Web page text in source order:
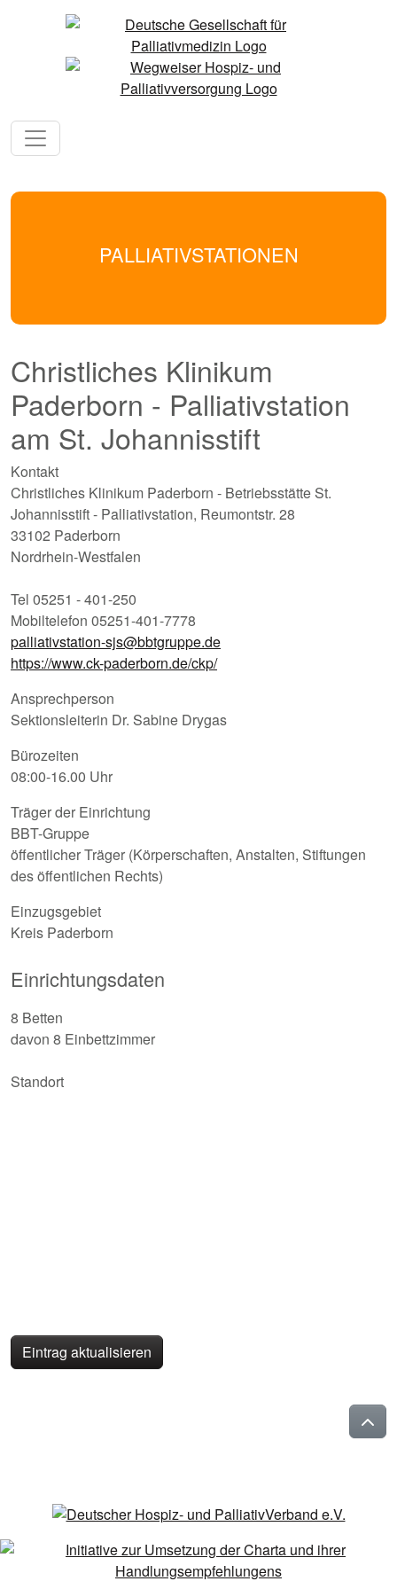
PALLIATIVSTATIONEN
Christliches Klinikum
Paderborn - Palliativstation
am St. Johannisstift
Kontakt
Christliches Klinikum Paderborn - Betriebsstätte St.
Johannisstift - Palliativstation, Reumontstr. 28
33102 Paderborn
Nordrhein-Westfalen
Tel 05251 - 401-250
Mobiltelefon 05251-401-7778
palliativstation-sjs@bbtgruppe.de
https://www.ck-paderborn.de/ckp/
Ansprechperson
Sektionsleiterin Dr. Sabine Drygas
Bürozeiten
08:00-16.00 Uhr
Träger der Einrichtung
BBT-Gruppe
öffentlicher Träger (Körperschaften, Anstalten, Stiftungen
des öffentlichen Rechts)
Einzugsgebiet
Kreis Paderborn
Einrichtungsdaten
8 Betten
davon 8 Einbettzimmer
Standort
Eintrag aktualisieren